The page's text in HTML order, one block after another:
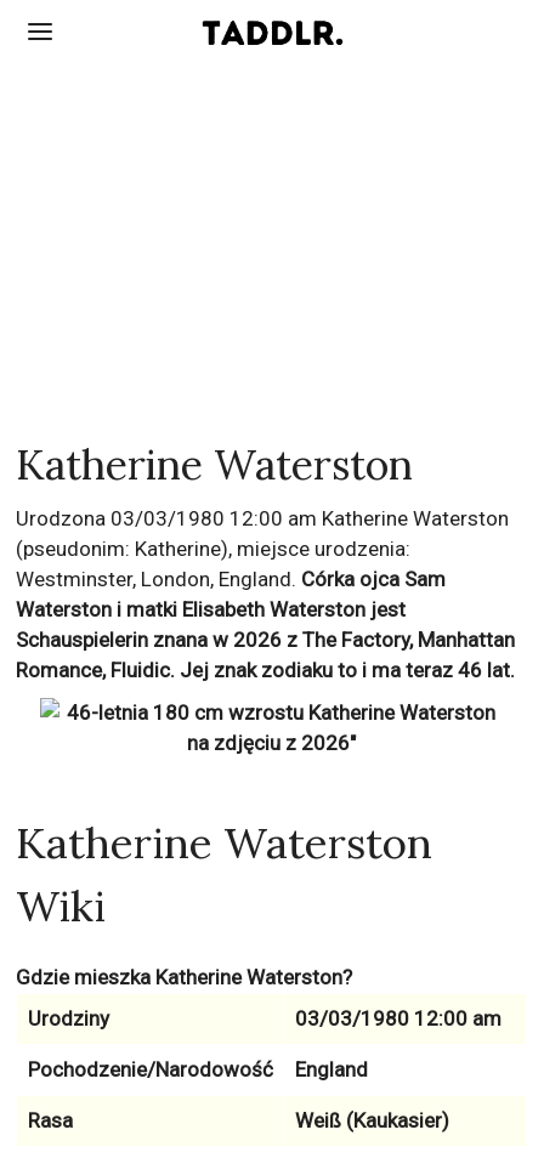
Katherine Waterston
Urodzona 03/03/1980 12:00 am Katherine Waterston
(pseudonim: Katherine), miejsce urodzenia:
Westminster, London, England. Córka ojca Sam
Waterston i matki Elisabeth Waterston jest
Schauspielerin znana w 2026 zThe Factory, Manhattan
Romance, Fluidic. Jej znak zodiaku to i ma teraz46 lat.
Katherine Waterston
Wiki
Gdzie mieszka Katherine Waterston?
Urodziny
03/03/1980 12:00 am
Pochodzenie/Narodowość England
Rasa Weiß (Kaukasier)